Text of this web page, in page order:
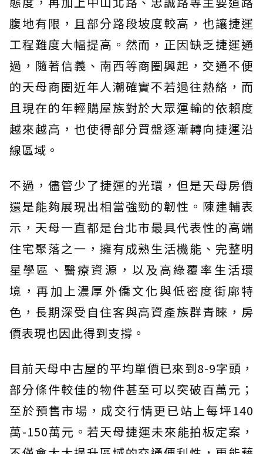
腹地有限，且部分路段坡度較高，也讓捷運
工程難度大幅提高。然而，正因缺乏捷運通
過，隨著信義、南西等商圈興起，交通不便
的天母商圈近年人潮確實不若過往熱絡，而
且現在的年輕購屋族對於大眾運輸的依賴度
越來越高，也使得部分買盤逐漸轉向捷運沿
線區域。
不過，儘管少了捷運的光環，但是天母房價
還是能夠展現出相當強勁的韌性。陳建輔表
示，天母一直都是台北市最具代表性的高端
住宅聚落之一，擁有成熟生活機能、完整明
星學區、醫療資源，以及高綠覆率生活環
境，再加上濃厚外僑文化與低密度街廓特
色，長期深受自住客與高資產族群青睞，房
價表現也因此得到支撐。
目前天母中古屋的平均單價已來到8-9字頭，
部分條件較佳的物件甚至可以突破百萬元；
至於預售市場，成交行情更已站上每坪140
萬-150萬元。若天母捷運未來能拍板定案，